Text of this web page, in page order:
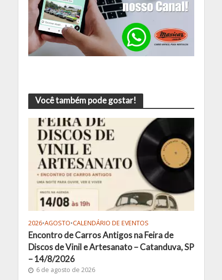
Você também pode gostar!
2026•AGOSTO•CALENDÁRIO DE EVENTOS
Encontro de Carros Antigos na Feira de
Discos de Vinil e Artesanato – Catanduva, SP
– 14/8/2026
6 de agosto de 2026